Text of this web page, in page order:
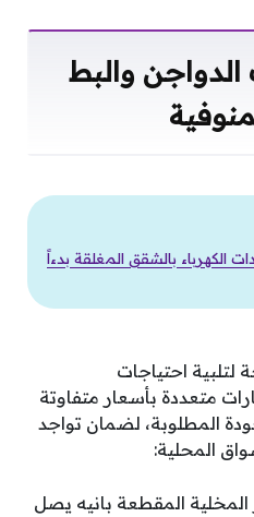
والبط
الكهرباء بالشقق المغلقة بدءاً
لتلبية احتياجات
متعددة بأسعار متفاوتة
المطلوبة، لضمان تواجد
المحلية:
المقطعة بانيه يصل